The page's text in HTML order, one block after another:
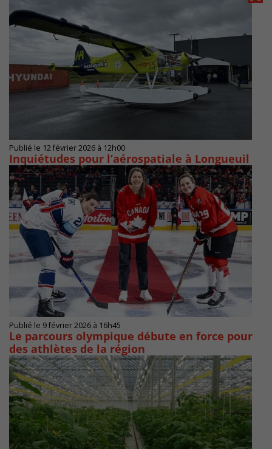
Publié le 12 février 2026 à 12h00
Inquiétudes pour l’aérospatiale à Longueuil
Publié le 9 février 2026 à 16h45
Le parcours olympique débute en force pour
des athlètes de la région